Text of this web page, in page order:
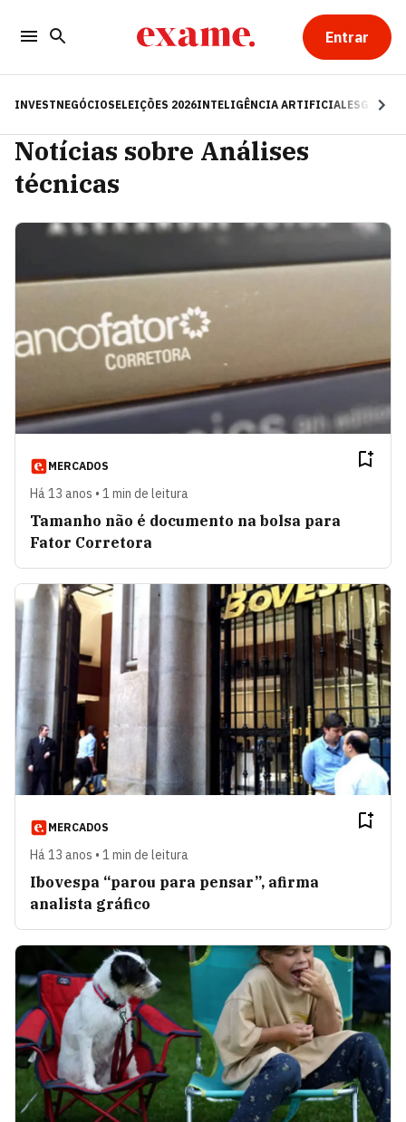
Entrar
INVESTNEGÓCIOSELEIÇÕES 2026INTELIGÊNCIA ARTIFICIALESG
Notícias sobre Análises
técnicas
MERCADOS
Há 13 anos • 1 min de leitura
Tamanho não é documento na bolsa para
Fator Corretora
MERCADOS
Há 13 anos • 1 min de leitura
Ibovespa “parou para pensar”, afirma
analista gráfico